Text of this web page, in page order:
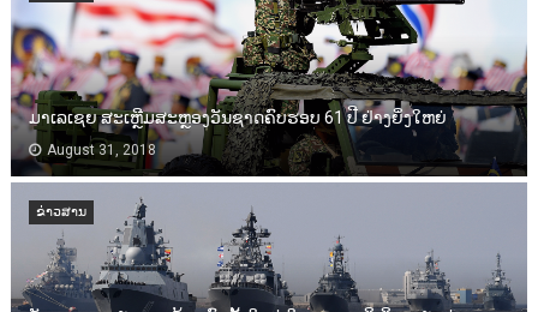
ມາເລເຊຍ ສະເຫຼີມສະຫຼອງວັນຊາດຄົບຮອບ 61 ປີ ຢ່າງຍິ່ງໃຫຍ່
August 31, 2018
ຂ່າວສານ